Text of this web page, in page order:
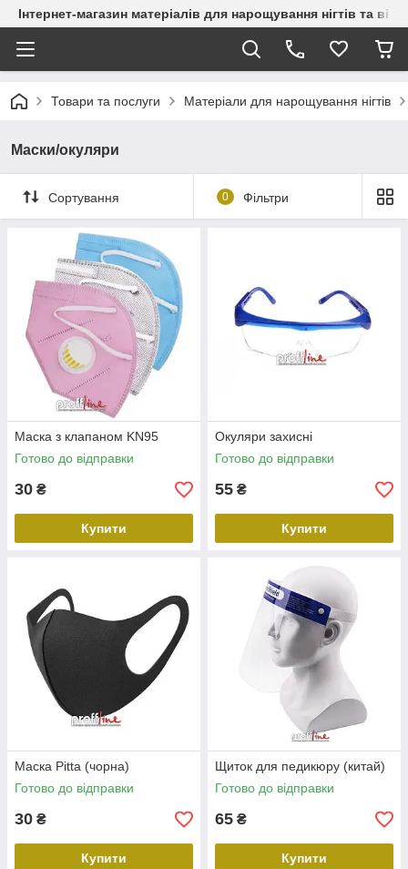
Інтернет-магазин матеріалів для нарощування нігтів та вій
Товари та послуги Матеріали для нарощування нігтів
Маски/окуляри
Сортування 0 Фільтри
Маска з клапаном KN95
Готово до відправки
30 ₴
Купити
Окуляри захисні
Готово до відправки
55 ₴
Купити
Маска Pitta (чорна)
Готово до відправки
30 ₴
Купити
Щиток для педикюру (китай)
Готово до відправки
65 ₴
Купити